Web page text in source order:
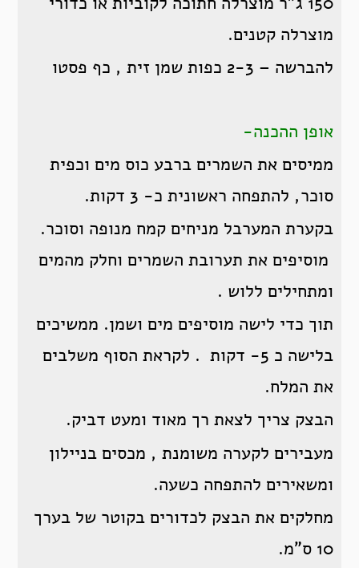
מוצרלה קטנים.
להברשה – 2-3 כפות שמן זית , כף פסטו
אופן ההכנה-
ממיסים את השמרים ברבע כוס מים וכפית
סוכר, להתפחה ראשונית כ- 3 דקות.
בקערת המערבל מניחים קמח מנופה וסוכר.
מוסיפים את תערובת השמרים וחלק מהמים
ומתחילים ללוש .
תוך כדי לישה מוסיפים מים ושמן. ממשיכים
בלישה כ 5- דקות . לקראת הסוף משלבים
את המלח.
הבצק צריך לצאת רך מאוד ומעט דביק.
מעבירים לקערה משומנת , מכסים בניילון
ומשאירים להתפחה כשעה.
מחלקים את הבצק לכדורים בקוטר של בערך
10 ס"מ.